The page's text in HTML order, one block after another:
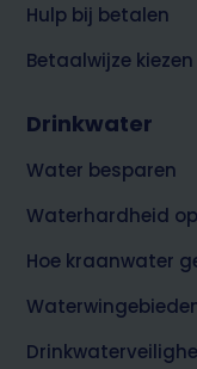
Hulp bij betalen
Betaalwijze kiezen
Drinkwater
Water besparen
Waterhardheid
Hoe kraanwater